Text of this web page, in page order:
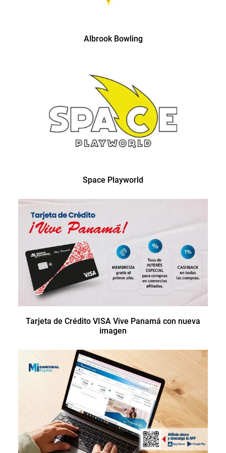
Albrook Bowling
Space Playworld
Tarjeta de Crédito VISA Vive Panamá con nueva
imagen